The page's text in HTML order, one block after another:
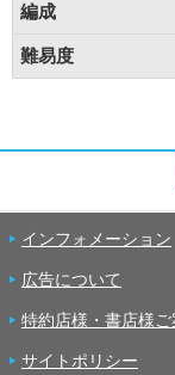
編成
難易度
インフォメーション
広告について
特約店様・書店様ご
サイトポリシー